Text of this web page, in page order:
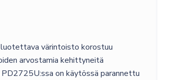
värintoisto korostuu
arvostamia kehittyneitä
on käytössä parannettu